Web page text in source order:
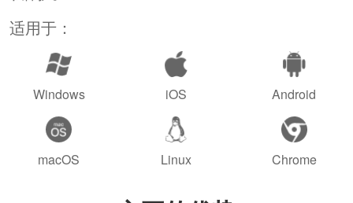
适用于：
Windows iOS Android
macOS Linux Chrome